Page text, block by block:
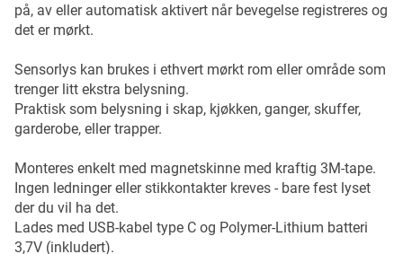
på, av eller automatisk aktivert når bevegelse registreres og
det er mørkt.
Sensorlys kan brukes i ethvert mørkt rom eller område som
trenger litt ekstra belysning.
Praktisk som belysning i skap, kjøkken, ganger, skuffer,
garderobe, eller trapper.
Monteres enkelt med magnetskinne med kraftig 3M-tape.
Ingen ledninger eller stikkontakter kreves - bare fest lyset
der du vil ha det.
Lades med USB-kabel type C og Polymer-Lithium batteri
3,7V (inkludert).